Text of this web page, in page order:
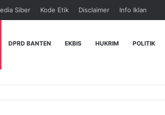
Siber Kode Etik Disclaimer Info Iklan
DPRD BANTEN EKBIS HUKRIM POLITIK